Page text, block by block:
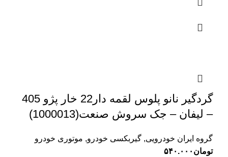
گردگیر نانو پلوس لقمه دار22 خار پژو 405
– لیفان – جک سروش صنعت(1000013)
گروه ایران خودرویی, گیربکسی خودرو, موتوری خودرو
تومان ۵۴۰.۰۰۰